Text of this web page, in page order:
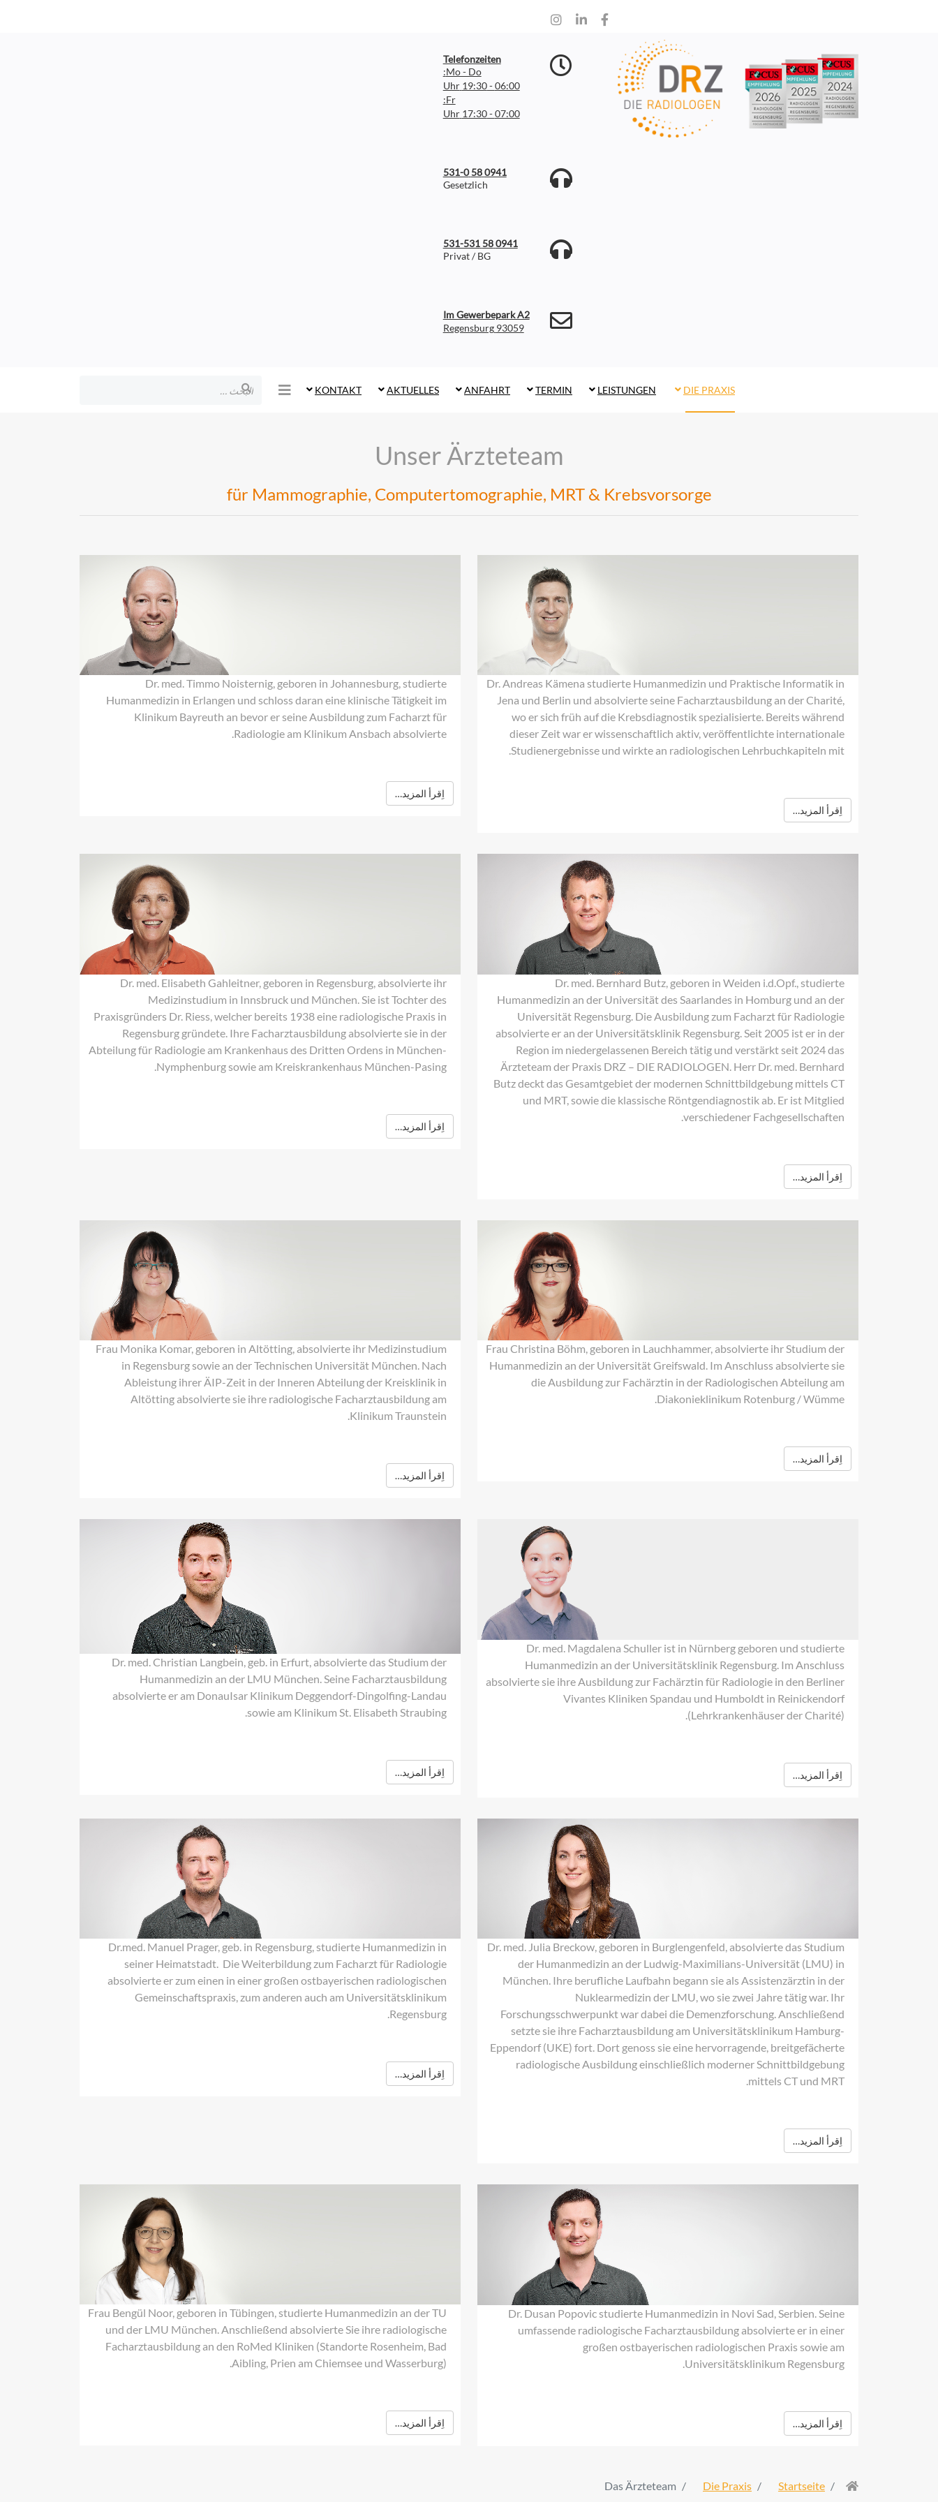
Telefonzeiten
Mo - Do:
06:00 - 19:30 Uhr
Fr:
07:00 - 17:30 Uhr
0941 58 531-0
Gesetzlich
0941 58 531-531
Privat / BG
Im Gewerbepark A2
93059 Regensburg
DIE PRAXIS
LEISTUNGEN
TERMIN
ANFAHRT
AKTUELLES
KONTAKT
البحث
Unser Ärzteteam
für Mammographie, Computertomographie, MRT & Krebsvorsorge
Dr. Andreas Kämena studierte Humanmedizin und Praktische Informatik in
Jena und Berlin und absolvierte seine Facharztausbildung an der Charité,
wo er sich früh auf die Krebsdiagnostik spezialisierte. Bereits während
dieser Zeit war er wissenschaftlich aktiv, veröffentlichte internationale
Studienergebnisse und wirkte an radiologischen Lehrbuchkapiteln mit.
اِقرأ المزيد…
Dr. med. Timmo Noisternig, geboren in Johannesburg, studierte
Humanmedizin in Erlangen und schloss daran eine klinische Tätigkeit im
Klinikum Bayreuth an bevor er seine Ausbildung zum Facharzt für
Radiologie am Klinikum Ansbach absolvierte.
اِقرأ المزيد…
Dr. med. Bernhard Butz, geboren in Weiden i.d.Opf., studierte
Humanmedizin an der Universität des Saarlandes in Homburg und an der
Universität Regensburg. Die Ausbildung zum Facharzt für Radiologie
absolvierte er an der Universitätsklinik Regensburg. Seit 2005 ist er in der
Region im niedergelassenen Bereich tätig und verstärkt seit 2024 das
Ärzteteam der Praxis DRZ – DIE RADIOLOGEN. Herr Dr. med. Bernhard
Butz deckt das Gesamtgebiet der modernen Schnittbildgebung mittels CT
und MRT, sowie die klassische Röntgendiagnostik ab. Er ist Mitglied
verschiedener Fachgesellschaften.
اِقرأ المزيد…
Dr. med. Elisabeth Gahleitner, geboren in Regensburg, absolvierte ihr
Medizinstudium in Innsbruck und München. Sie ist Tochter des
Praxisgründers Dr. Riess, welcher bereits 1938 eine radiologische Praxis in
Regensburg gründete. Ihre Facharztausbildung absolvierte sie in der
Abteilung für Radiologie am Krankenhaus des Dritten Ordens in München-
Nymphenburg sowie am Kreiskrankenhaus München-Pasing.
اِقرأ المزيد…
Frau Christina Böhm, geboren in Lauchhammer, absolvierte ihr Studium der
Humanmedizin an der Universität Greifswald. Im Anschluss absolvierte sie
die Ausbildung zur Fachärztin in der Radiologischen Abteilung am
Diakonieklinikum Rotenburg / Wümme.
اِقرأ المزيد…
Frau Monika Komar, geboren in Altötting, absolvierte ihr Medizinstudium
in Regensburg sowie an der Technischen Universität München. Nach
Ableistung ihrer ÄIP-Zeit in der Inneren Abteilung der Kreisklinik in
Altötting absolvierte sie ihre radiologische Facharztausbildung am
Klinikum Traunstein.
اِقرأ المزيد…
Dr. med. Magdalena Schuller ist in Nürnberg geboren und studierte
Humanmedizin an der Universitätsklinik Regensburg. Im Anschluss
absolvierte sie ihre Ausbildung zur Fachärztin für Radiologie in den Berliner
Vivantes Kliniken Spandau und Humboldt in Reinickendorf
(Lehrkrankenhäuser der Charité).
اِقرأ المزيد…
Dr. med. Christian Langbein, geb. in Erfurt, absolvierte das Studium der
Humanmedizin an der LMU München. Seine Facharztausbildung
absolvierte er am DonauIsar Klinikum Deggendorf-Dingolfing-Landau
sowie am Klinikum St. Elisabeth Straubing.
اِقرأ المزيد…
Dr. med. Julia Breckow, geboren in Burglengenfeld, absolvierte das Studium
der Humanmedizin an der Ludwig-Maximilians-Universität (LMU) in
München. Ihre berufliche Laufbahn begann sie als Assistenzärztin in der
Nuklearmedizin der LMU, wo sie zwei Jahre tätig war. Ihr
Forschungsschwerpunkt war dabei die Demenzforschung. Anschließend
setzte sie ihre Facharztausbildung am Universitätsklinikum Hamburg-
Eppendorf (UKE) fort. Dort genoss sie eine hervorragende, breitgefächerte
radiologische Ausbildung einschließlich moderner Schnittbildgebung
mittels CT und MRT.
اِقرأ المزيد…
Dr.med. Manuel Prager, geb. in Regensburg, studierte Humanmedizin in
seiner Heimatstadt. Die Weiterbildung zum Facharzt für Radiologie
absolvierte er zum einen in einer großen ostbayerischen radiologischen
Gemeinschaftspraxis, zum anderen auch am Universitätsklinikum
Regensburg.
اِقرأ المزيد…
Dr. Dusan Popovic studierte Humanmedizin in Novi Sad, Serbien. Seine
umfassende radiologische Facharztausbildung absolvierte er in einer
großen ostbayerischen radiologischen Praxis sowie am
Universitätsklinikum Regensburg.
اِقرأ المزيد…
Frau Bengül Noor, geboren in Tübingen, studierte Humanmedizin an der TU
und der LMU München. Anschließend absolvierte Sie ihre radiologische
Facharztausbildung an den RoMed Kliniken (Standorte Rosenheim, Bad
Aibling, Prien am Chiemsee und Wasserburg).
اِقرأ المزيد…
Startseite
Die Praxis
Das Ärzteteam